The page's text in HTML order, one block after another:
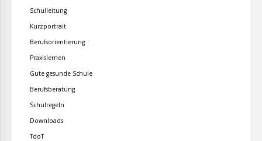
Schulleitung
Kurzportrait
Berufsorientierung
Praxislernen
Gute gesunde Schule
Berufsberatung
Schulregeln
Downloads
TdoT